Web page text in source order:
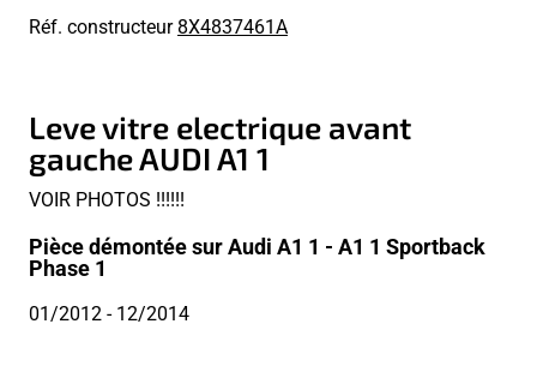
Réf. constructeur8X4837461A
Leve vitre electrique avant
gauche AUDI A1 1
VOIR PHOTOS !!!!!!
Pièce démontée sur Audi A1 1 - A1 1 Sportback
Phase 1
01/2012 - 12/2014